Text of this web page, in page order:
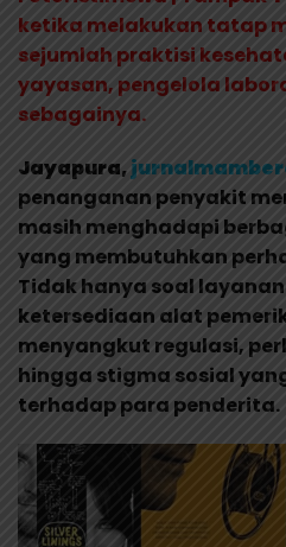
ketika melakukan tatap
sejumlah praktisi
yayasan, pengelola
sebagainya.
Jayapura,
penanganan penyakit
masih menghadapi
yang membutuhkan
Tidak hanya soal
ketersediaan alat
menyangkut regulasi,
hingga stigma sosial
terhadap para penderita.